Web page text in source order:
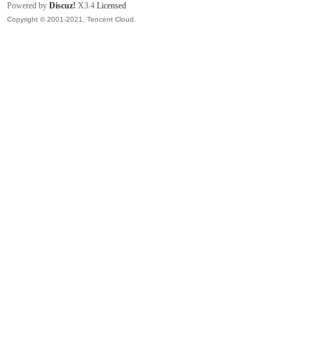
Powered by Discuz! X3.4 Licensed
Copyright © 2001-2021, Tencent Cloud.